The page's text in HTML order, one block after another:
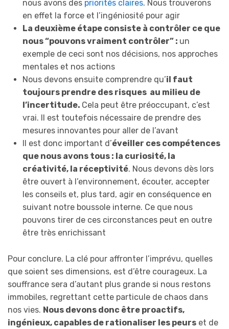
nous avons des priorités claires. Nous trouverons
en effet la force et l’ingéniosité pour agir
La deuxième étape consiste à contrôler ce que
nous “pouvonsvraiment contrôler” : un
exemple de ceci sont nos décisions, nos approches
mentales et nos actions
Nous devons ensuite comprendre qu’il faut
toujours prendre des risques au milieu de
l’incertitude. Cela peut être préoccupant, c’est
vrai. Il est toutefois nécessaire de prendre des
mesures innovantes pour aller de l’avant
Il est donc important d’éveiller ces compétences
que nous avons tous : la curiosité, la
créativité, la réceptivité. Nous devons dès lors
être ouvert à l’environnement, écouter, accepter
les conseils et, plus tard, agir en conséquence en
suivant notre boussole interne. Ce que nous
pouvons tirer de ces circonstances peut en outre
être très enrichissant
Pour conclure. La clé pour affronter l’imprévu, quelles
que soient ses dimensions, est d’être courageux. La
souffrance sera d’autant plus grande si nous restons
immobiles, regrettant cette particule de chaos dans
nos vies. Nous devons donc être proactifs,
ingénieux, capables de rationaliser les peurs et de